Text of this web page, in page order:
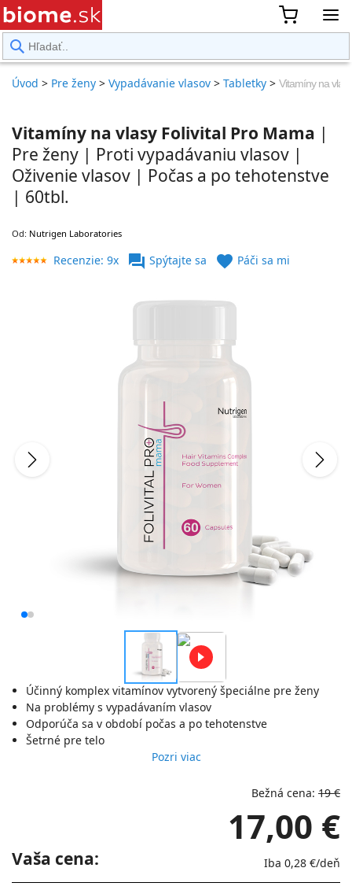
Úvod > Pre ženy > Vypadávanie vlasov > Tabletky > Vitamíny na
Vitamíny na vlasy Folivital Pro Mama |
Pre ženy | Proti vypadávaniu vlasov |
Oživenie vlasov | Počas a po tehotenstve
| 60tbl.
Od: Nutrigen Laboratories
Recenzie: 9x forum Spýtajte sa favorite Páči sa mi
Účinný komplex vitamínov vytvorený špeciálne pre ženy
Na problémy s vypadávaním vlasov
Odporúča sa v období počas a po tehotenstve
Šetrné pre telo
Pozri viac
Bežná cena: 19 €​
Vaša cena:
17,00 €
Iba 0,28 €/deň